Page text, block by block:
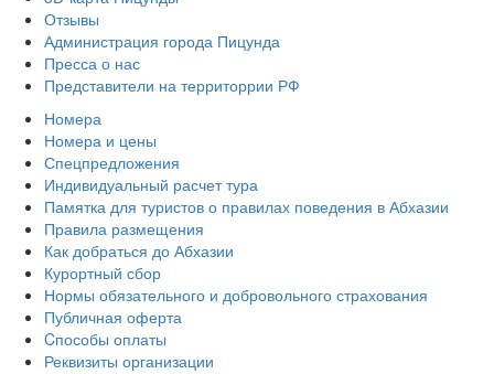
Отзывы
Администрация города Пицунда
Пресса о нас
Представители на территоррии РФ
Номера
Номера и цены
Спецпредложения
Индивидуальный расчет тура
Памятка для туристов о правилах поведения в Абхазии
Правила размещения
Как добраться до Абхазии
Курортный сбор
Нормы обязательного и добровольного страхования
Публичная оферта
Cпособы оплаты
Реквизиты организации